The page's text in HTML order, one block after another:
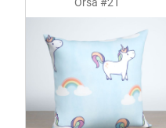
Orsa #2T